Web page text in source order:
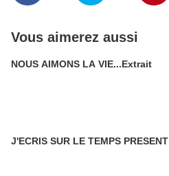
Vous aimerez aussi
NOUS AIMONS LA VIE...Extrait
J'ECRIS SUR LE TEMPS PRESENT